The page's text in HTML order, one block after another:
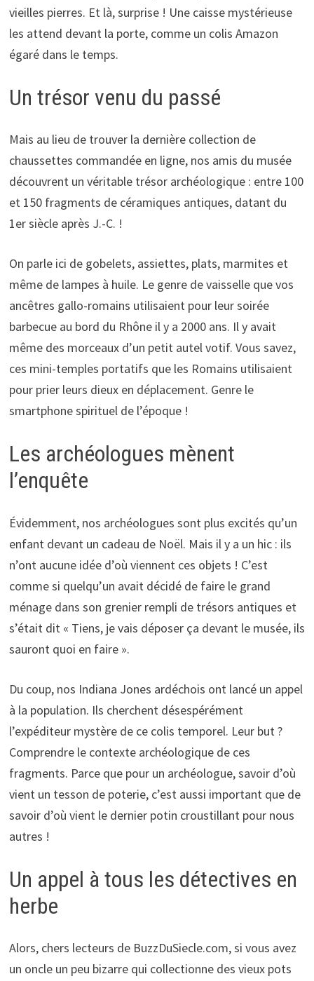
vieilles pierres. Et là, surprise ! Une caisse mystérieuse
les attend devant la porte, comme un colis Amazon
égaré dans le temps.
Un trésor venu du passé
Mais au lieu de trouver la dernière collection de
chaussettes commandée en ligne, nos amis du musée
découvrent un véritable trésor archéologique : entre 100
et 150 fragments de céramiques antiques, datant du
1er siècle après J.-C. !
On parle ici de gobelets, assiettes, plats, marmites et
même de lampes à huile. Le genre de vaisselle que vos
ancêtres gallo-romains utilisaient pour leur soirée
barbecue au bord du Rhône il y a 2000 ans. Il y avait
même des morceaux d’un petit autel votif. Vous savez,
ces mini-temples portatifs que les Romains utilisaient
pour prier leurs dieux en déplacement. Genre le
smartphone spirituel de l’époque !
Les archéologues mènent
l’enquête
Évidemment, nos archéologues sont plus excités qu’un
enfant devant un cadeau de Noël. Mais il y a un hic : ils
n’ont aucune idée d’où viennent ces objets ! C’est
comme si quelqu’un avait décidé de faire le grand
ménage dans son grenier rempli de trésors antiques et
s’était dit « Tiens, je vais déposer ça devant le musée, ils
sauront quoi en faire ».
Du coup, nos Indiana Jones ardéchois ont lancé un appel
à la population. Ils cherchent désespérément
l’expéditeur mystère de ce colis temporel. Leur but ?
Comprendre le contexte archéologique de ces
fragments. Parce que pour un archéologue, savoir d’où
vient un tesson de poterie, c’est aussi important que de
savoir d’où vient le dernier potin croustillant pour nous
autres !
Un appel à tous les détectives en
herbe
Alors, chers lecteurs de BuzzDuSiecle.com, si vous avez
un oncle un peu bizarre qui collectionne des vieux pots